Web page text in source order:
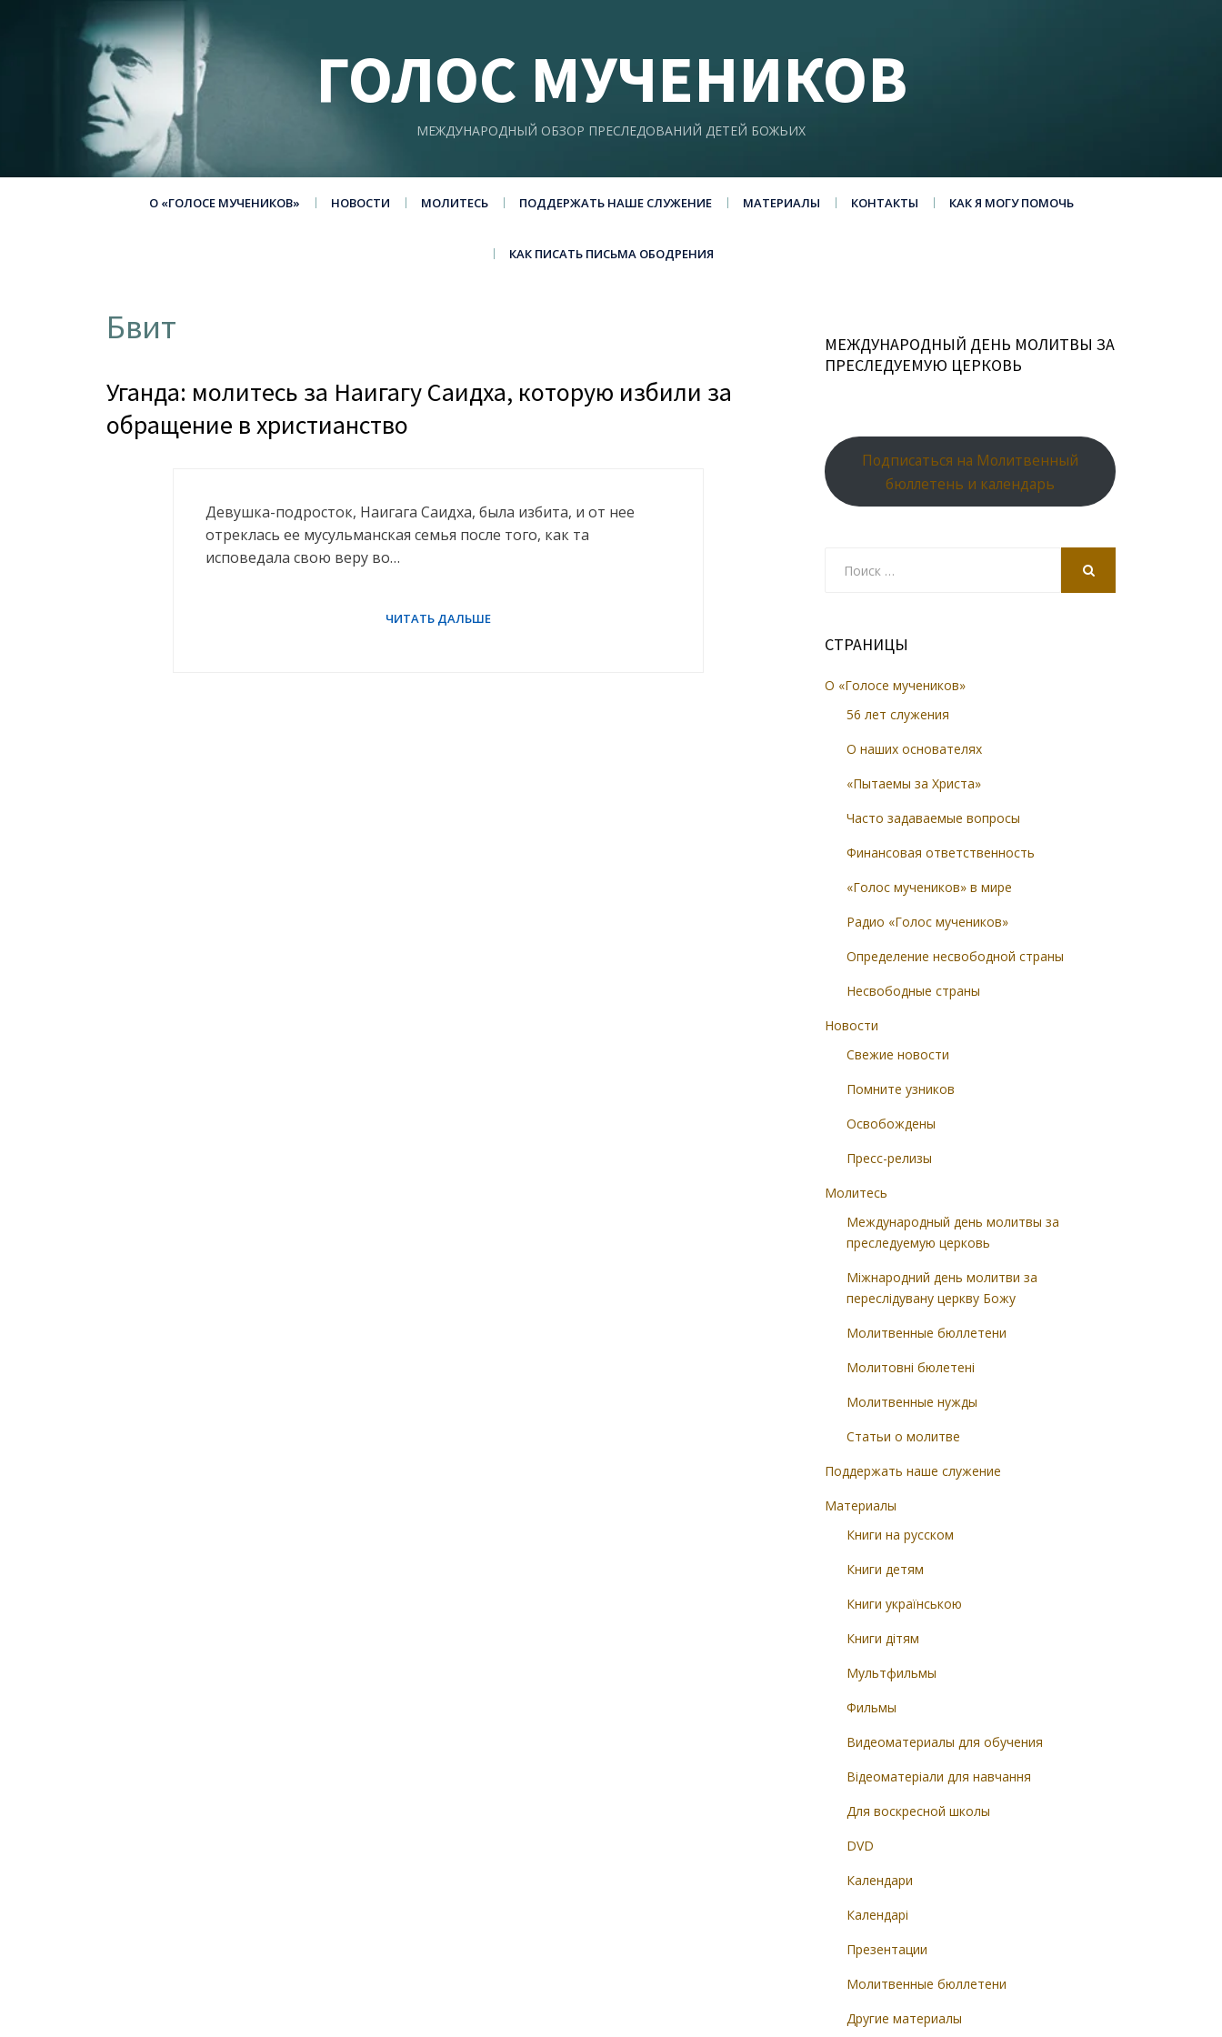
ГОЛОС МУЧЕНИКОВ
МЕЖДУНАРОДНЫЙ ОБЗОР ПРЕСЛЕДОВАНИЙ ДЕТЕЙ БОЖЬИХ
О «ГОЛОСЕ МУЧЕНИКОВ» НОВОСТИ МОЛИТЕСЬ ПОДДЕРЖАТЬ НАШЕ СЛУЖЕНИЕ МАТЕРИАЛЫ КОНТАКТЫ КАК Я МОГУ ПОМОЧЬ
КАК ПИСАТЬ ПИСЬМА ОБОДРЕНИЯ
Бвит
Уганда: молитесь за Наигагу Саидха, которую избили за
обращение в христианство
Девушка-подросток, Наигага Саидха, была избита, и от нее
отреклась ее мусульманская семья после того, как та
исповедала свою веру во…
МЕЖДУНАРОДНЫЙ ДЕНЬ МОЛИТВЫ ЗА
ПРЕСЛЕДУЕМУЮ ЦЕРКОВЬ
Подписаться на Молитвенный
бюллетень и календарь
СТРАНИЦЫ
О «Голосе мучеников»
56 лет служения
О наших основателях
«Пытаемы за Христа»
Часто задаваемые вопросы
Финансовая ответственность
«Голос мучеников» в мире
Радио «Голос мучеников»
Определение несвободной страны
Несвободные страны
Новости
Свежие новости
Помните узников
Освобождены
Пресс-релизы
Молитесь
Международный день молитвы за
преследуемую церковь
Міжнародний день молитви за
переслідувану церкву Божу
Молитвенные бюллетени
Молитовні бюлетені
Молитвенные нужды
Статьи о молитве
Поддержать наше служение
Материалы
Книги на русском
Книги детям
Книги українською
Книги дітям
Мультфильмы
Фильмы
Видеоматериалы для обучения
Відеоматеріали для навчання
Для воскресной школы
DVD
Календари
Календарі
Презентации
Молитвенные бюллетени
Другие материалы